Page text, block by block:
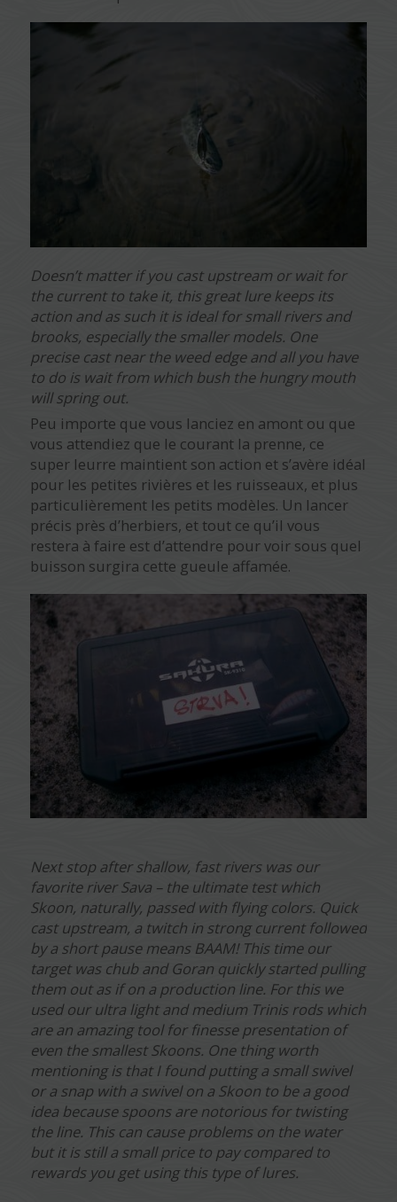
Doesn’t matter if you cast upstream or wait for
the current to take it, this great lure keeps its
action and as such it is ideal for small rivers and
brooks, especially the smaller models. One
precise cast near the weed edge and all you have
to do is wait from which bush the hungry mouth
will spring out.
Peu importe que vous lanciez en amont ou que
vous attendiez que le courant la prenne, ce
super leurre maintient son action et s’avère idéal
pour les petites rivières et les ruisseaux, et plus
particulièrement les petits modèles. Un lancer
précis près d’herbiers, et tout ce qu’il vous
restera à faire est d’attendre pour voir sous quel
buisson surgira cette gueule affamée.
Next stop after shallow, fast rivers was our
favorite river Sava – the ultimate test which
Skoon, naturally, passed with flying colors. Quick
cast upstream, a twitch in strong current followed
by a short pause means BAAM! This time our
target was chub and Goran quickly started pulling
them out as if on a production line. For this we
used our ultra light and medium Trinis rods which
are an amazing tool for finesse presentation of
even the smallest Skoons. One thing worth
mentioning is that I found putting a small swivel
or a snap with a swivel on a Skoon to be a good
idea because spoons are notorious for twisting
the line. This can cause problems on the water
but it is still a small price to pay compared to
rewards you get using this type of lures.